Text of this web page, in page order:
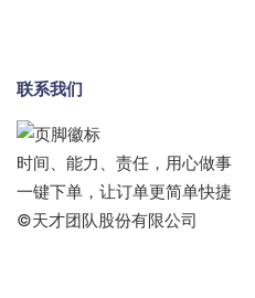
联系我们
时间、能力、责任，用心做事
一键下单，让订单更简单快捷
©天才团队股份有限公司